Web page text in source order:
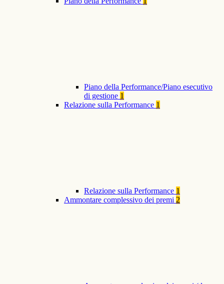
Piano della Performance/Piano esecutivo
di gestione 1
Relazione sulla Performance 1
Relazione sulla Performance 1
Ammontare complessivo dei premi 2